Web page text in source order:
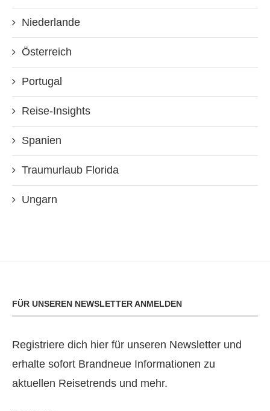
Niederlande
Österreich
Portugal
Reise-Insights
Spanien
Traumurlaub Florida
Ungarn
FÜR UNSEREN NEWSLETTER ANMELDEN
Registriere dich hier für unseren Newsletter und
erhalte sofort Brandneue Informationen zu
aktuellen Reisetrends und mehr.